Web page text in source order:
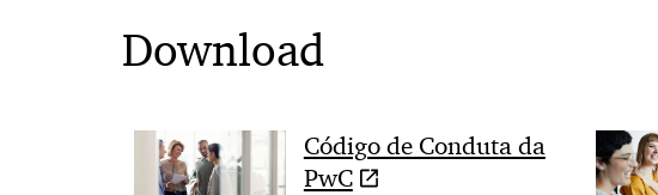
Download
Código de Conduta da
PwC